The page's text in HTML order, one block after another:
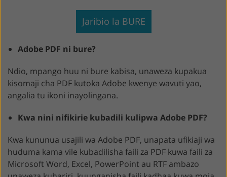
Jaribio la BURE
Adobe PDF ni bure?
Ndio, mpango huu ni bure kabisa, unaweza kupakua
kisomaji cha PDF kutoka Adobe kwenye wavuti yao,
angalia tu ikoni inayolingana.
Kwa nini nifikirie kubadili kulipwa Adobe PDF?
Kwa kununua usajili wa Adobe PDF, unapata ufikiaji wa
huduma kama vile kubadilisha faili za PDF kuwa faili za
Microsoft Word, Excel, PowerPoint au RTF ambazo